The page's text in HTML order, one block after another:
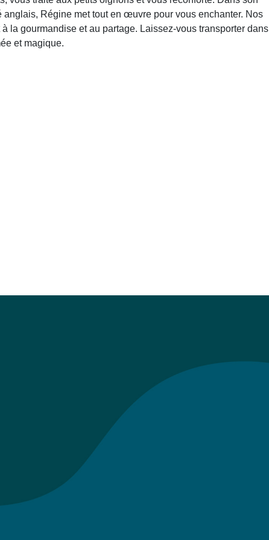
anglais, Régine met tout en œuvre pour vous enchanter. Nos
la gourmandise et au partage. Laissez-vous transporter dans
et magique.